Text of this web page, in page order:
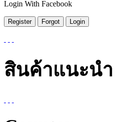
Login With Facebook
สินค้าแนะนำ